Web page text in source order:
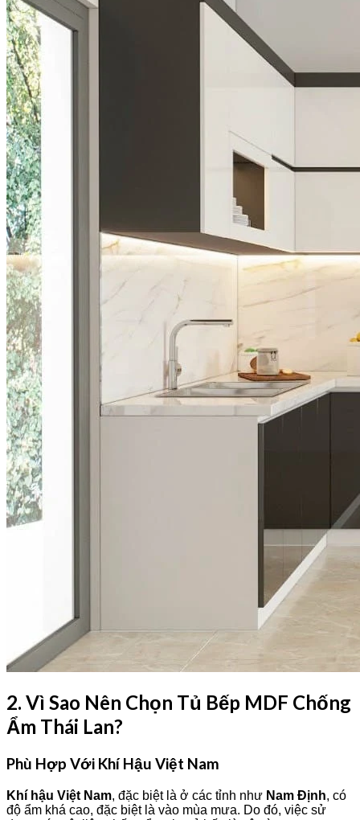
2. Vì Sao Nên Chọn Tủ Bếp MDF Chống
Ẩm Thái Lan?
Phù Hợp Với Khí Hậu Việt Nam
Khí hậu Việt Nam, đặc biệt là ở các tỉnh như Nam Định, có
độ ẩm khá cao, đặc biệt là vào mùa mưa. Do đó, việc sử